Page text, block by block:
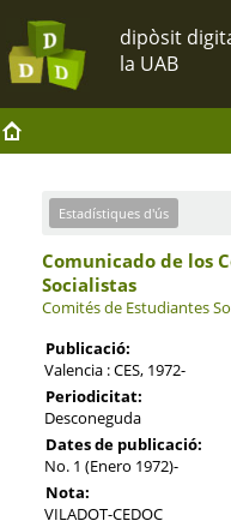
Estadístiques d'ús
Comunicado de los
Socialistas
Comités de Estudiantes
Publicació:
Valencia : CES, 1972-
Periodicitat:
Desconeguda
Dates de publicació:
No. 1 (Enero 1972)-
Nota:
VILADOT-CEDOC